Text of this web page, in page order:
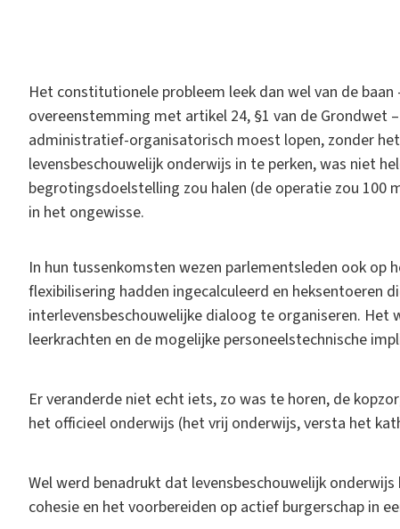
Het constitutionele probleem leek dan wel van de
overeenstemming met artikel 24, §1 van de Grondwet
administratief-organisatorisch moest lopen, zonder
levensbeschouwelijk onderwijs in te perken, was niet
begrotingsdoelstelling zou halen (de operatie zou 100
in het ongewisse.
In hun tussenkomsten wezen parlementsleden ook
flexibilisering hadden ingecalculeerd en heksentoeren
interlevensbeschouwelijke dialoog te organiseren. Het
leerkrachten en de mogelijke personeelstechnische
Er veranderde niet echt iets, zo was te horen, de
het officieel onderwijs (het vrij onderwijs, versta het
Wel werd benadrukt dat levensbeschouwelijk
cohesie en het voorbereiden op actief burgerschap in